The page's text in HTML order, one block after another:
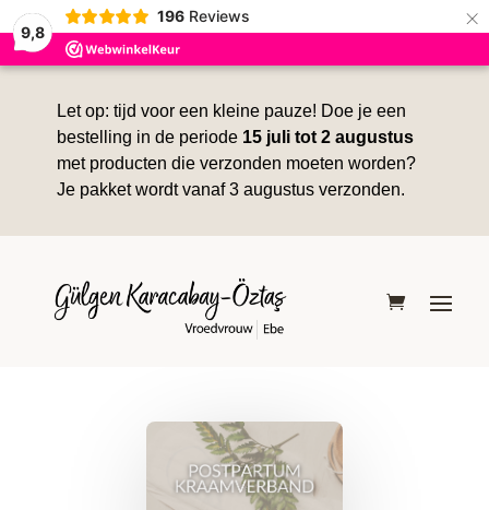
9,8
196 Reviews ×
Let op: tijd voor een kleine pauze! Doe je een
bestelling in de periode 15 juli tot 2 augustus
met producten die verzonden moeten worden?
Je pakket wordt vanaf 3 augustus verzonden.